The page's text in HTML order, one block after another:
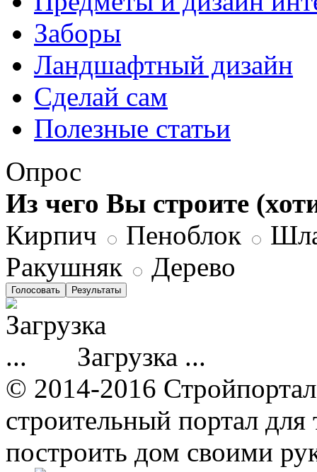
Заборы
Ландшафтный дизайн
Сделай сам
Полезные статьи
Опрос
Из чего Вы строите
Кирпич
Пеноблок
Ракушняк
Дерево
Загрузка ...
© 2014-2016
строительный портал для
построить дом своими